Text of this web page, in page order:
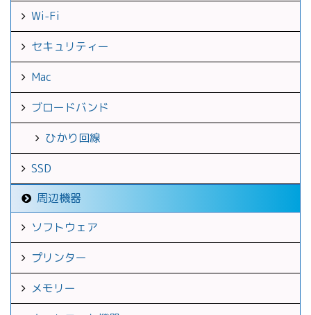
Wi-Fi
セキュリティー
Mac
ブロードバンド
ひかり回線
SSD
周辺機器
ソフトウェア
プリンター
メモリー